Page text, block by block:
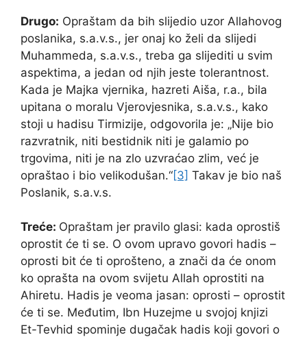
Drugo: Opraštam da bih slijedio uzor Allahovog
poslanika, s.a.v.s., jer onaj ko želi da slijedi
Muhammeda, s.a.v.s., treba ga slijediti u svim
aspektima, a jedan od njih jeste tolerantnost.
Kada je Majka vjernika, hazreti Aiša, r.a., bila
upitana o moralu Vjerovjesnika, s.a.v.s., kako
stoji u hadisu Tirmizije, odgovorila je: „Nije bio
razvratnik, niti bestidnik niti je galamio po
trgovima, niti je na zlo uzvraćao zlim, već je
opraštao i bio velikodušan.“[3] Takav je bio naš
Poslanik, s.a.v.s.
Treće: Opraštam jer pravilo glasi: kada oprostiš
oprostit će ti se. O ovom upravo govori hadis –
oprosti bit će ti oprošteno, a znači da će onom
ko oprašta na ovom svijetu Allah oprostiti na
Ahiretu. Hadis je veoma jasan: oprosti – oprostit
će ti se. Međutim, Ibn Huzejme u svojoj knjizi
Et-Tevhid spominje dugačak hadis koji govori o